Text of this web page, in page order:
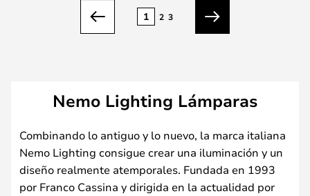
Anterior
1 2 3
Siguiente
Nemo Lighting Lámparas
Combinando lo antiguo y lo nuevo, la marca italiana
Nemo Lighting consigue crear una iluminación y un
diseño realmente atemporales. Fundada en 1993
por Franco Cassina y dirigida en la actualidad por